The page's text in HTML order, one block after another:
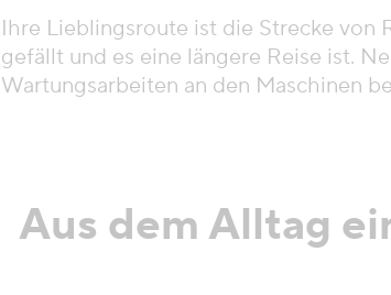
Ihre Lieblingsroute ist die Strecke von
gefällt und es eine längere Reise ist.
Wartungsarbeiten an den Maschinen
Aus dem Alltag